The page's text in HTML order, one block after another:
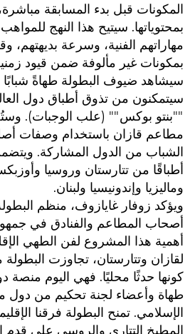
المكونات قبل بدء المسابقة
بمحتوياتها. سيتيح هذا النهج
مهاراتهم الفنية، وسرعة بديهتهم،
بمكونات غير مألوفة ضمن قيود
سيشاهد ضيوف البطولة طهاةً شبابًا
سيتمكنون من تذوق أطباق دول
""بنتو بوكس"" (علب الوجبات).
مطاعم قازان باستخدام وصفات
الشباب من الدول المشاركة.
أطباقًا من تتارستان وروسيا
وماليزيا وإندونيسيا ولبنان.
ويؤكد زوفار غايازوف، منظم
أصحاب المطاعم والفنادق في
أهمية هذا المشروع لفن الطهي
لقازان وتتارستان، تجاوزت
كونها حدثًا محليًا. فهي اليوم منصة
طهاة وأعضاء لجنة تحكيم من دول
الإسلامي. تمنح البطولة فرقنا
المطبخ التتاري والروسي على